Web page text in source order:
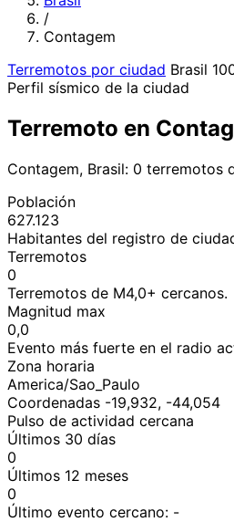
/
Contagem
Terremotos por ciudad Brasil
Perfil sísmico de la ciudad
Terremoto en
Contagem, Brasil: 0 terremotos
Población
627.123
Habitantes del registro de
Terremotos
0
Terremotos de M4,0+ cercanos.
Magnitud max
0,0
Evento más fuerte en el radio
Zona horaria
America/Sao_Paulo
Coordenadas -19,932, -44,054
Pulso de actividad cercana
Últimos 30 días
0
Últimos 12 meses
0
Último evento cercano: -